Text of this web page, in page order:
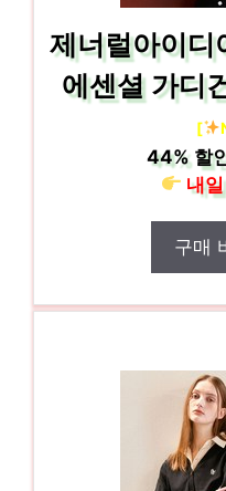
제너럴아이디
에센셜 가디
[
44% 할
내일
구매